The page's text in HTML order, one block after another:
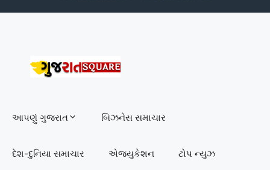
આપણું ગુજરાત બિઝનેસ સમાચાર
દેશ-દુનિયા સમાચાર એજ્યુકેશન ટોપ ન્યુઝ